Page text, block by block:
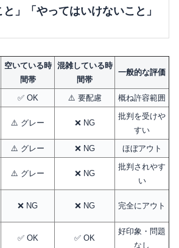
と」「やってはいけないこと」
空いている時
間帯
混雑している時
間帯
一般的な評価
✅ OK ⚠️ 要配慮 概ね許容範囲
⚠️ グレー ❌ NG
批判を受けや
すい
⚠️ グレー ❌ NG ほぼアウト
⚠️ グレー ❌ NG
批判されやす
い
❌ NG ❌ NG 完全にアウト
✅ OK ✅ OK
好印象・問題
なし